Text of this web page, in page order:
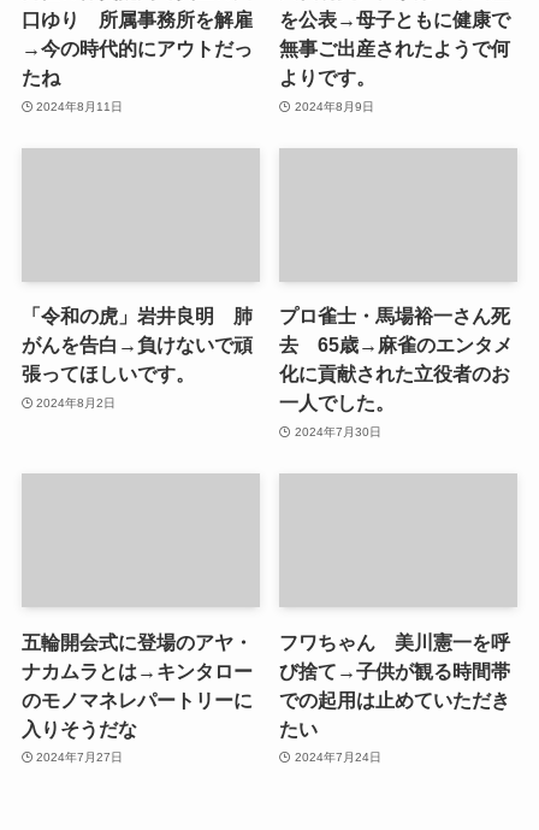
口ゆり 所属事務所を解雇
→今の時代的にアウトだっ
たね
2024年8月11日
を公表→母子ともに健康で
無事ご出産されたようで何
よりです。
2024年8月9日
「令和の虎」岩井良明 肺
がんを告白→負けないで頑
張ってほしいです。
2024年8月2日
プロ雀士・馬場裕一さん死
去 65歳→麻雀のエンタメ
化に貢献された立役者のお
一人でした。
2024年7月30日
五輪開会式に登場のアヤ・
ナカムラとは→キンタロー
のモノマネレパートリーに
入りそうだな
2024年7月27日
フワちゃん 美川憲一を呼
び捨て→子供が観る時間帯
での起用は止めていただき
たい
2024年7月24日